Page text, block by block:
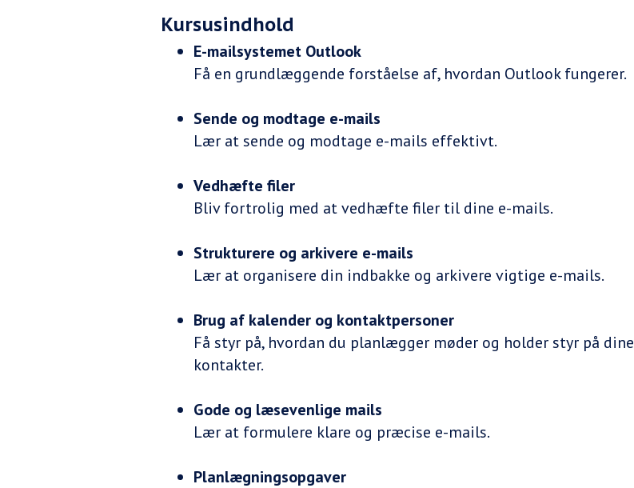
Kursusindhold
E-mailsystemet Outlook
Få en grundlæggende forståelse af, hvordan Outlook fungerer.
Sende og modtage e-mails
Lær at sende og modtage e-mails effektivt.
Vedhæfte filer
Bliv fortrolig med at vedhæfte filer til dine e-mails.
Strukturere og arkivere e-mails
Lær at organisere din indbakke og arkivere vigtige e-mails.
Brug af kalender og kontaktpersoner
Få styr på, hvordan du planlægger møder og holder styr på dine
kontakter.
Gode og læsevenlige mails
Lær at formulere klare og præcise e-mails.
Planlægningsopgaver